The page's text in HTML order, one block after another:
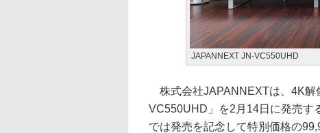
JAPANNEXT JN-VC550UHD
株式会社JAPANNEXTは、4K解
VC550UHD」を2月14日に発売す
では発売を記念して特別価格の